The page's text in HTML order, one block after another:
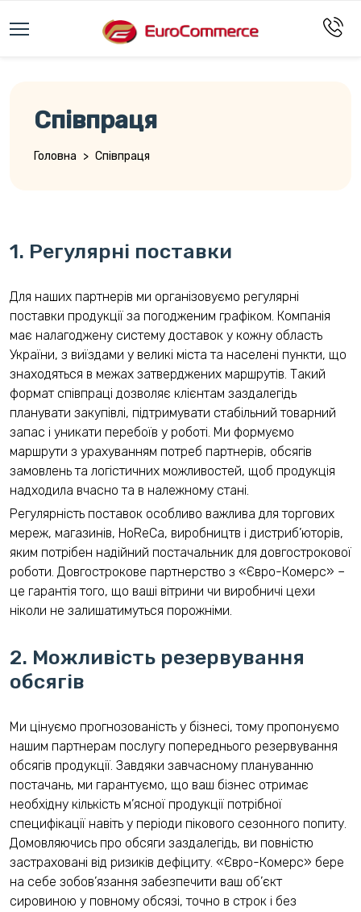
Cпівпраця
Головна > Cпівпраця
1. Регулярні поставки
Для наших партнерів ми організовуємо регулярні
поставки продукції за погодженим графіком. Компанія
має налагоджену систему доставок у кожну область
України, з виїздами у великі міста та населені пункти, що
знаходяться в межах затверджених маршрутів. Такий
формат співпраці дозволяє клієнтам заздалегідь
планувати закупівлі, підтримувати стабільний товарний
запас і уникати перебоїв у роботі. Ми формуємо
маршрути з урахуванням потреб партнерів, обсягів
замовлень та логістичних можливостей, щоб продукція
надходила вчасно та в належному стані.
Регулярність поставок особливо важлива для торгових
мереж, магазинів, HoReCa, виробництв і дистриб’юторів,
яким потрібен надійний постачальник для довгострокової
роботи. Довгострокове партнерство з «Євро-Комерс» –
це гарантія того, що ваші вітрини чи виробничі цехи
ніколи не залишатимуться порожніми.
2. Можливість резервування
обсягів
Ми цінуємо прогнозованість у бізнесі, тому пропонуємо
нашим партнерам послугу попереднього резервування
обсягів продукції. Завдяки завчасному плануванню
постачань, ми гарантуємо, що ваш бізнес отримає
необхідну кількість м’ясної продукції потрібної
специфікації навіть у періоди пікового сезонного попиту.
Домовляючись про обсяги заздалегідь, ви повністю
застраховані від ризиків дефіциту. «Євро-Комерс» бере
на себе зобов’язання забезпечити ваш об’єкт
сировиною у повному обсязі, точно в строк і без